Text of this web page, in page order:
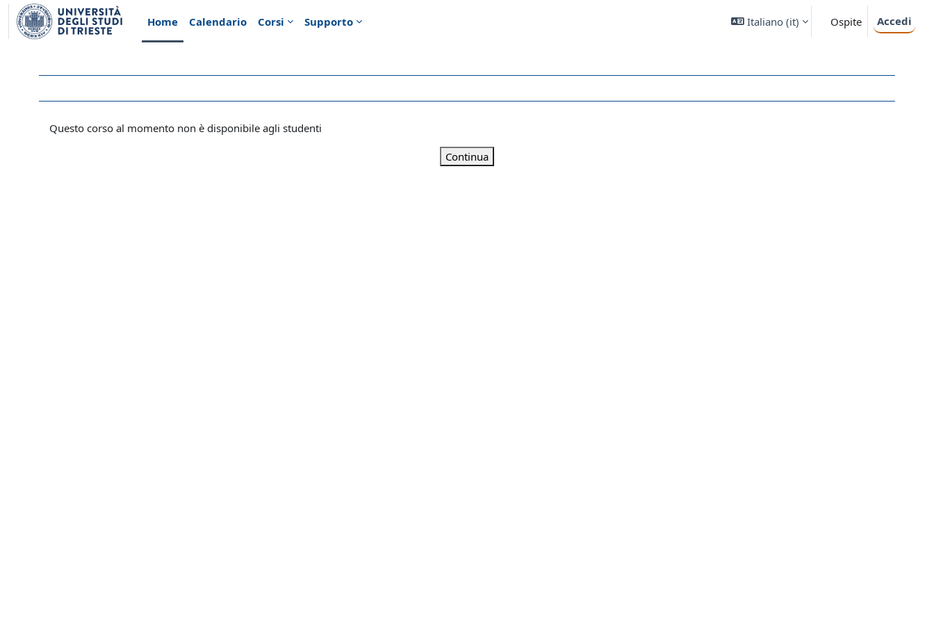
Vai al contenuto principale
Home
Calendario Corsi Supporto Italiano ‎(it)‎ Ospite Accedi
Questo corso al momento non è disponibile agli studenti
Continua